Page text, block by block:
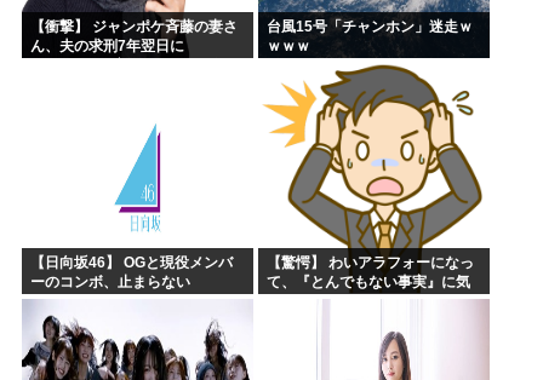
【衝撃】 ジャンポケ斉藤の妻さ
ん、夫の求刑7年翌日に
台風15号「チャンホン」迷走ｗ
ｗｗｗ
【日向坂46】 OGと現役メンバ
ーのコンボ、止まらない
【驚愕】 わいアラフォーになっ
て、『とんでもない事実』に気
づくｗｗｗｗｗｗｗ